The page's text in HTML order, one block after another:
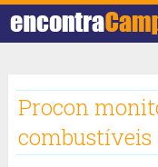
Procon
combustíveis